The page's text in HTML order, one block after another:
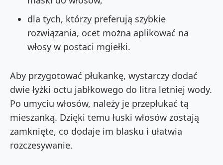
dla tych, którzy preferują szybkie
rozwiązania, ocet można aplikować na
włosy w postaci mgiełki.
Aby przygotować płukankę, wystarczy dodać
dwie łyżki octu jabłkowego do litra letniej wody.
Po umyciu włosów, należy je przepłukać tą
mieszanką. Dzięki temu łuski włosów zostają
zamknięte, co dodaje im blasku i ułatwia
rozczesywanie.